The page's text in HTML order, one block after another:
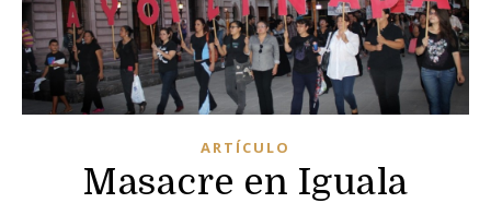
ARTÍCULO
Masacre en Iguala